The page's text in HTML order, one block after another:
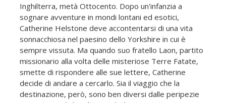
Inghilterra, metà Ottocento. Dopo un'infanzia a
sognare avventure in mondi lontani ed esotici,
Catherine Helstone deve accontentarsi di una vita
sonnacchiosa nel paesino dello Yorkshire in cui è
sempre vissuta. Ma quando suo fratello Laon, partito
missionario alla volta delle misteriose Terre Fatate,
smette di rispondere alle sue lettere, Catherine
decide di andare a cercarlo. Sia il viaggio che la
destinazione, però, sono ben diversi dalle peripezie